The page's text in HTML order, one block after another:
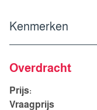
Kenmerken
Overdracht
Prijs:
Vraagprijs